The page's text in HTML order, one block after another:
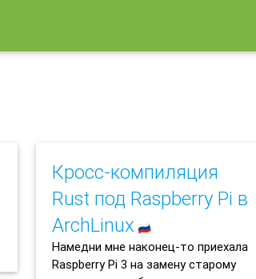
Кросс-компиляция
Rust под Raspberry Pi в
ArchLinux 🇷🇺
Намедни мне наконец-то приехала
Raspberry Pi 3 на замену старому